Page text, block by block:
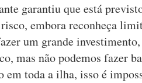
garantiu que está
embora reconheça
um grande
mas não podemos fazer
em toda a ilha, isso é